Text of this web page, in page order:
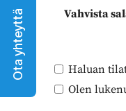
Ota yhteyttä Vahvista
Haluan
Olen